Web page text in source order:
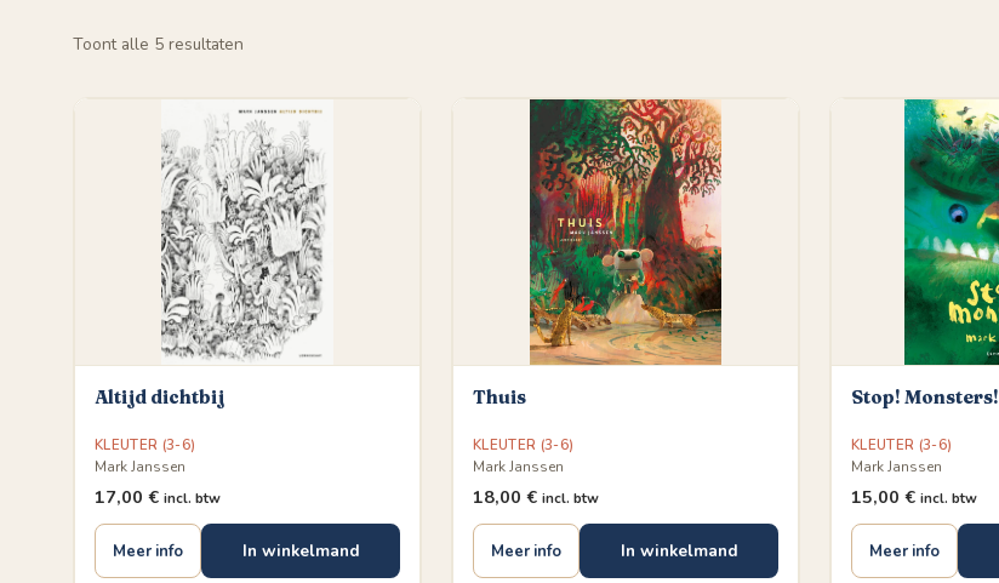
Toont alle 5 resultaten
Altijd dichtbij
KLEUTER (3-6)
Mark Janssen
17,00 € incl. btw
Meer info In winkelmand
Thuis
KLEUTER (3-6)
Mark Janssen
18,00 € incl. btw
Meer info In winkelmand
Stop! Monsters!
KLEUTER (3-6)
Mark Janssen
15,00 € incl. btw
Meer info